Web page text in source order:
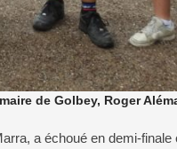
de Golbey, Roger
a échoué en demi-finale